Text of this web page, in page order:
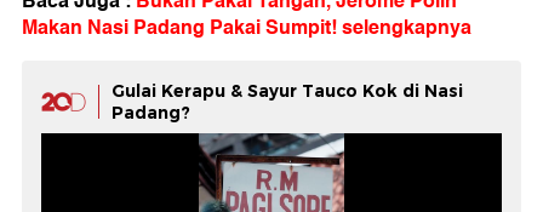
Makan Nasi Padang Pakai Sumpit! selengkapnya
Gulai Kerapu & Sayur Tauco Kok di Nasi
Padang?